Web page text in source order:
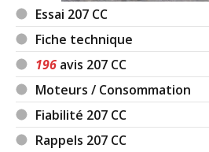
Essai 207 CC
Fiche technique
196 avis 207 CC
Moteurs / Consommation
Fiabilité 207 CC
Rappels 207 CC